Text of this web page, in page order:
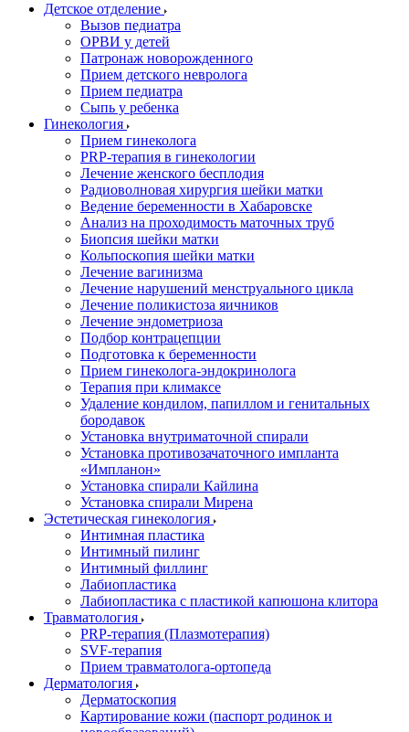
Детское отделение
Вызов педиатра
ОРВИ у детей
Патронаж новорожденного
Прием детского невролога
Прием педиатра
Сыпь у ребенка
Гинекология
Прием гинеколога
PRP-терапия в гинекологии
Лечение женского бесплодия
Радиоволновая хирургия шейки матки
Ведение беременности в Хабаровске
Анализ на проходимость маточных труб
Биопсия шейки матки
Кольпоскопия шейки матки
Лечение вагинизма
Лечение нарушений менструального цикла
Лечение поликистоза яичников
Лечение эндометриоза
Подбор контрацепции
Подготовка к беременности
Прием гинеколога-эндокринолога
Терапия при климаксе
Удаление кондилом, папиллом и генитальных
бородавок
Установка внутриматочной спирали
Установка противозачаточного импланта
«Импланон»
Установка спирали Кайлина
Установка спирали Мирена
Эстетическая гинекология
Интимная пластика
Интимный пилинг
Интимный филлинг
Лабиопластика
Лабиопластика с пластикой капюшона клитора
Травматология
PRP-терапия (Плазмотерапия)
SVF-терапия
Прием травматолога-ортопеда
Дерматология
Дерматоскопия
Картирование кожи (паспорт родинок и